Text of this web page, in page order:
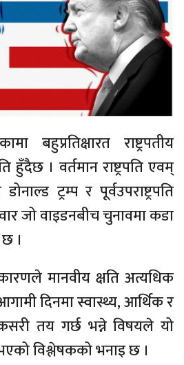
बहुप्रतिक्षारत राष्ट्रपतीय
हुँदैछ । वर्तमान राष्ट्रपति एवम्
ट्रम्प र पूर्वउपराष्ट्रपति
जो वाइडनबीच चुनावमा कडा
।
मानवीय क्षति अत्यधिक
दिनमा स्वास्थ्य, आर्थिक र
तय गर्छ भन्ने विषयले यो
विश्लेषकको भनाइ छ ।